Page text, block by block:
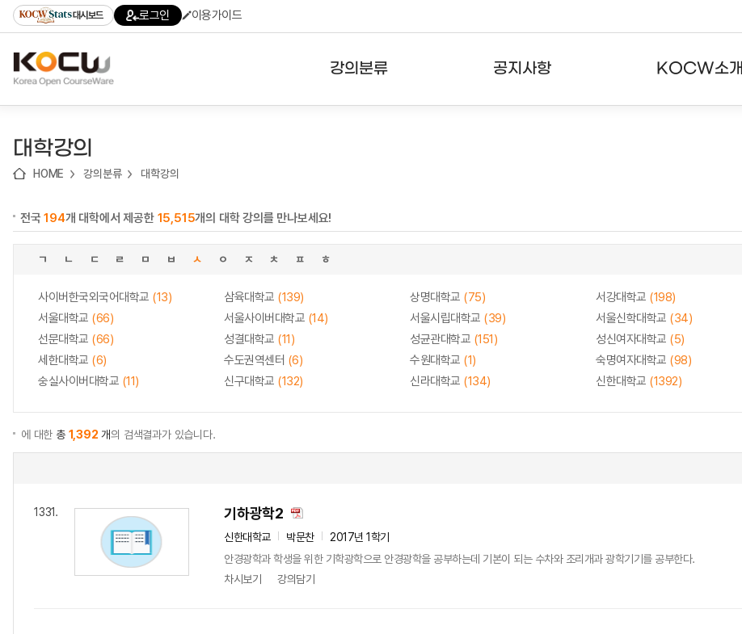
기
기
기
content)
가
대시보드 로그인 이용가이드
강의분류 공지사항 KOCW소개
대학강의
HOME 강의분류 대학강의
전국194개 대학에서 제공한 15,515개의 대학 강의를 만나보세요!
ㄱ ㄴ ㄷ ㄹ ㅁ ㅂ ㅅ ㅇ ㅈ ㅊ ㅍ ㅎ
사이버한국외국어대학교 (13) 삼육대학교 (139) 상명대학교 (75) 서강대학교 (198)
서울대학교 (66) 서울사이버대학교 (14) 서울시립대학교 (39) 서울신학대학교 (34)
선문대학교 (66) 성결대학교 (11) 성균관대학교 (151) 성신여자대학교 (5)
세한대학교 (6) 수도권역센터 (6) 수원대학교 (1) 숙명여자대학교 (98)
숭실사이버대학교 (11) 신구대학교 (132) 신라대학교 (134) 신한대학교 (1392)
에 대한 총 1,392 개의 검색결과가 있습니다.
1331. 기하광학2
신한대학교 박문찬
2017년 1학기
안경광학과 학생을 위한 기학광학으로 안경광학을 공부하는데 기본이 되는 수차와 조리개과 광학기기를 공부한다.
차시보기
강의담기